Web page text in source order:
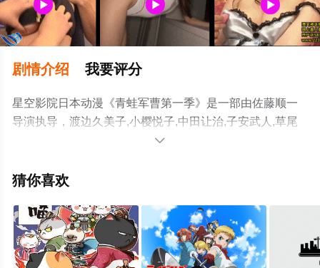
剧情介绍 我要评分
星空影院日本动漫《青蛙军曹第一季》是一部由佐藤顺一
导演执导，渡边久美子,小樱悦子,中田让治,子安武人,草尾
毅,川上伦子,斋藤千和,平松晶子,池泽春菜,能登麻美子,广桥
情已揭晓（已完结），手机免费观看高清无删减完整版动
电视猫或剧情网等平台了解。

猜你喜欢